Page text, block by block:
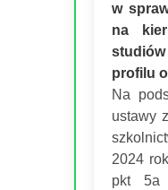
w
na
profilu
Na
ustawy
2024
pkt 5a